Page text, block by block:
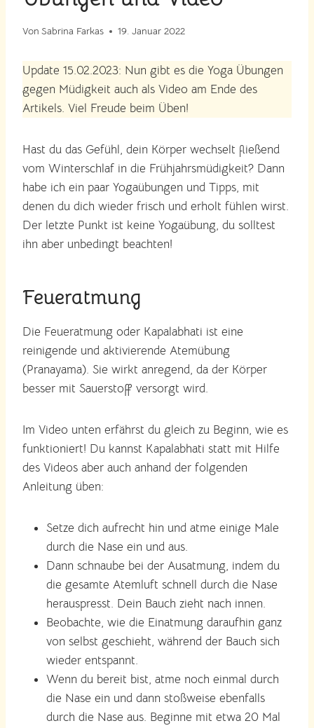
Von Sabrina Farkas 19. Januar 2022
Update 15.02.2023: Nun gibt es die Yoga Übungen
gegen Müdigkeit auch als Video am Ende des
Artikels. Viel Freude beim Üben!
Hast du das Gefühl, dein Körper wechselt fließend
vom Winterschlaf in die Frühjahrsmüdigkeit? Dann
habe ich ein paar Yogaübungen und Tipps, mit
denen du dich wieder frisch und erholt fühlen wirst.
Der letzte Punkt ist keine Yogaübung, du solltest
ihn aber unbedingt beachten!
Feueratmung
Die Feueratmung oder Kapalabhati ist eine
reinigende und aktivierende Atemübung
(Pranayama). Sie wirkt anregend, da der Körper
besser mit Sauerstoff versorgt wird.
Im Video unten erfährst du gleich zu Beginn, wie es
funktioniert! Du kannst Kapalabhati statt mit Hilfe
des Videos aber auch anhand der folgenden
Anleitung üben:
Setze dich aufrecht hin und atme einige Male
durch die Nase ein und aus.
Dann schnaube bei der Ausatmung, indem du
die gesamte Atemluft schnell durch die Nase
herauspresst. Dein Bauch zieht nach innen.
Beobachte, wie die Einatmung daraufhin ganz
von selbst geschieht, während der Bauch sich
wieder entspannt.
Wenn du bereit bist, atme noch einmal durch
die Nase ein und dann stoßweise ebenfalls
durch die Nase aus. Beginne mit etwa 20 Mal